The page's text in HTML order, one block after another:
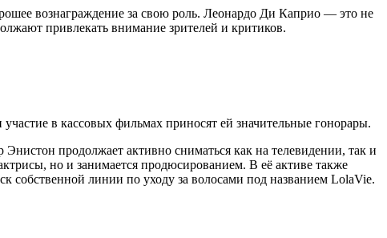
вознаграждение за свою роль. Леонардо Ди Каприо — это не
привлекать внимание зрителей и критиков.
в кассовых фильмах приносят ей значительные гонорары.
продолжает активно сниматься как на телевидении, так и
но и занимается продюсированием. В её активе также
собственной линии по уходу за волосами под названием LolaVie.